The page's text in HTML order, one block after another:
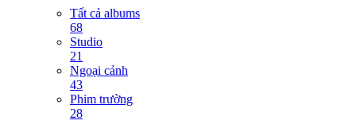
Tất cả albums
68
Studio
21
Ngoại cảnh
43
Phim trường
28